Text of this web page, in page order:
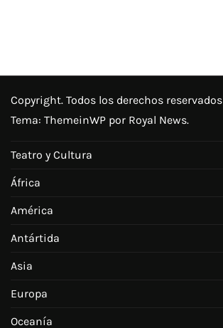
Copyright. Todos los derechos reservados
Tema: ThemeinWP por Royal News.
Teatro y Cultura
África
América
Antártida
Asia
Europa
Oceanía